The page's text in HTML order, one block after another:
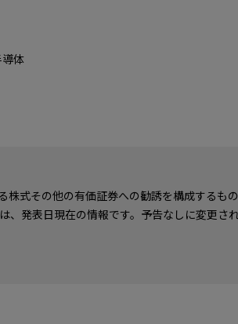
体
式その他の有価証券への勧誘を構成するもの
発表日現在の情報です。予告なしに変更さ